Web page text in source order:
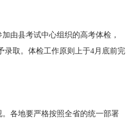
由县考试中心组织的高考体检，
录取。体检工作原则上于4月底前完
。各地要严格按照全省的统一部署